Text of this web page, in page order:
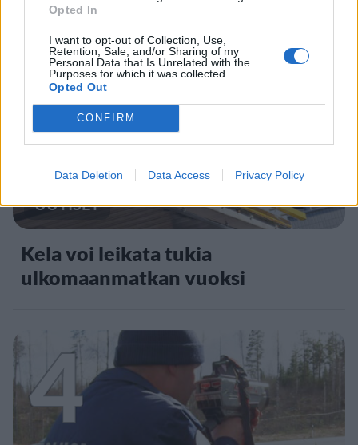
Opted In
I want to opt-out of Collection, Use,
Retention, Sale, and/or Sharing of my
Personal Data that Is Unrelated with the
Purposes for which it was collected.
Opted Out
CONFIRM
Data Deletion Data Access Privacy Policy
3
UUTISET
Kela voi leikata tukia
ulkomaanmatkan vuoksi
4